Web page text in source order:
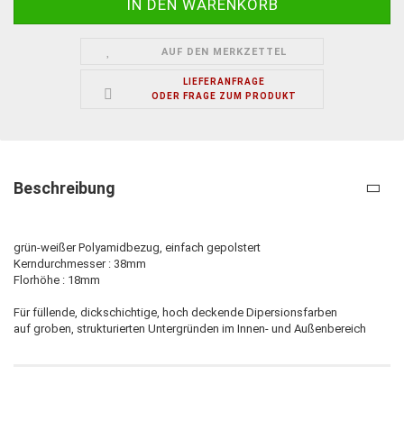
AUF DEN MERKZETTEL
LIEFERANFRAGE
ODER FRAGE ZUM PRODUKT
Beschreibung
grün-weißer Polyamidbezug, einfach gepolstert
Kerndurchmesser : 38mm
Florhöhe : 18mm
Für füllende, dickschichtige, hoch deckende Dipersionsfarben
auf groben, strukturierten Untergründen im Innen- und Außenbereich